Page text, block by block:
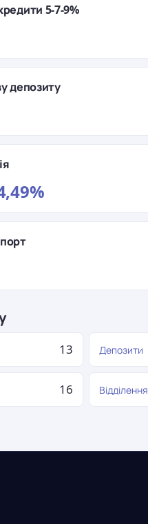
5-7-9%
депозиту
13 Депозити
16 Відділення